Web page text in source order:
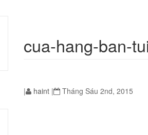
cua-hang-ban-
| haint | Tháng Sáu 2nd, 2015